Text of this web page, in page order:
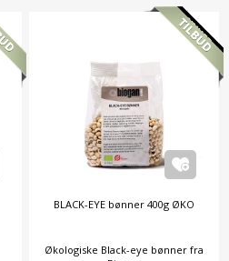
BLACK-EYE bønner 400g ØKO
Økologiske Black-eye bønner fra